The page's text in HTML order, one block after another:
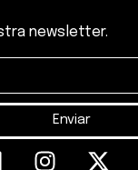
newsletter.
Enviar